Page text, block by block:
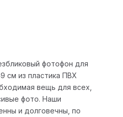
фотофон для
см из пластика ПВХ
вещь для всех,
фото. Наши
и долговечны, по